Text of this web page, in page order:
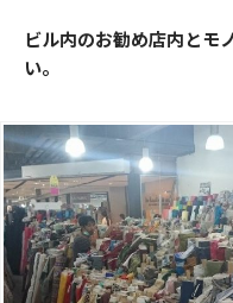
ビル内のお勧め店内とモ
い。